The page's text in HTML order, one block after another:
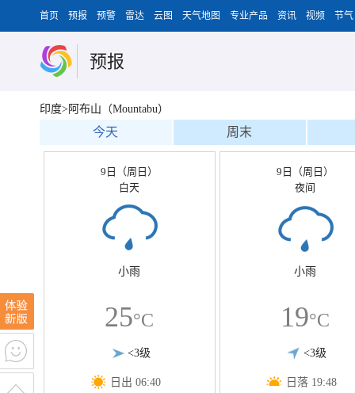
首页 预报 预警 雷达 云图 天气地图 专业产品 资讯 视频 节气
预报
印度>阿布山（Mountabu）
今天 周末
9日（周日）
白天
小雨
25°C
<3级
日出 06:40
9日（周日）
夜间
小雨
19°C
<3级
日落 19:48